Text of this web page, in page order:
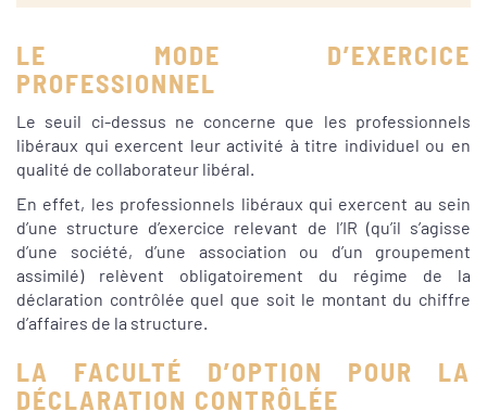
LE MODE D’EXERCICE
PROFESSIONNEL
Le seuil ci-dessus ne concerne que les professionnels
libéraux qui exercent leur activité à titre individuel ou en
qualité de collaborateur libéral.
En effet, les professionnels libéraux qui exercent au sein
d’une structure d’exercice relevant de l’IR (qu’il s’agisse
d’une société, d’une association ou d’un groupement
assimilé) relèvent obligatoirement du régime de la
déclaration contrôlée quel que soit le montant du chiffre
d’affaires de la structure.
LA FACULTÉ D’OPTION POUR LA
DÉCLARATION CONTRÔLÉE